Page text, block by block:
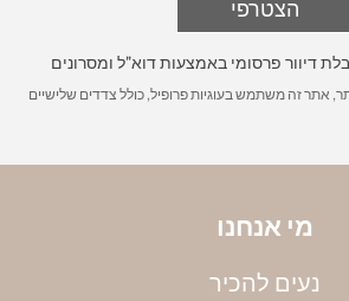
מוכנה. עלות 200 ש״ח
משלוחים
על גבי סרגל, כאשר מרכז הטבעת
לב, חשוב למדוד את הקוטר
שמדדת תוכלי להמיר למידה
הצטרפי
דיוור פרסומי באמצעות דוא"ל ומסרונים
אתר זה משתמש בעוגיות פרופיל, כולל צדדים שלישיים
מי אנחנו
נעים להכיר